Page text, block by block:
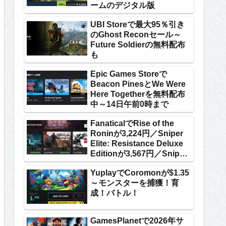
ームのデジタル版
UBI Storeで最大95％引き
のGhost Reconセール～
Future Soldierの無料配布
も
Epic Games Storeで
Beacon PinesとWe Were
Here Togetherを無料配布
中～14日午前0時まで
FanaticalでRise of the
Roninが3,224円／Sniper
Elite: Resistance Deluxe
Editionが3,567円／Sniper
Ghost Warrior Contractsが
239円
YuplayでCoromonが$1.35
～モンスターを捕獲！育
成！バトル！
GamesPlanetで2026年サ